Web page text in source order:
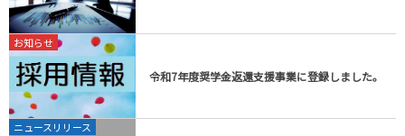
お知らせ
令和7年度奨学金返還支援事業に登録しました。
ニュースリリース